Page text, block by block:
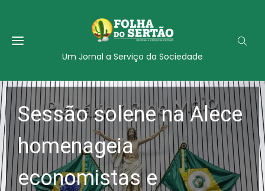
Um Jornal a Serviço da Sociedade
Sessão solene na Alece
homenageia
economistas e